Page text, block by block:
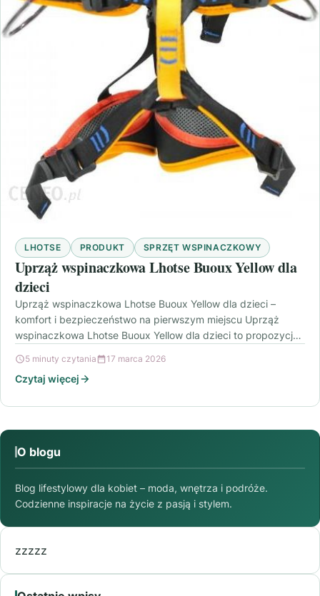
LHOTSE PRODUKT SPRZĘT WSPINACZKOWY
Uprząż wspinaczkowa Lhotse Buoux Yellow dla
dzieci
Uprząż wspinaczkowa Lhotse Buoux Yellow dla dzieci –
komfort i bezpieczeństwo na pierwszym miejscu Uprząż
wspinaczkowa Lhotse Buoux Yellow dla dzieci to propozycja
5 minuty czytania 17 marca 2026
Czytaj więcej
O blogu
Blog lifestylowy dla kobiet – moda, wnętrza i podróże.
Codzienne inspiracje na życie z pasją i stylem.
zzzzz